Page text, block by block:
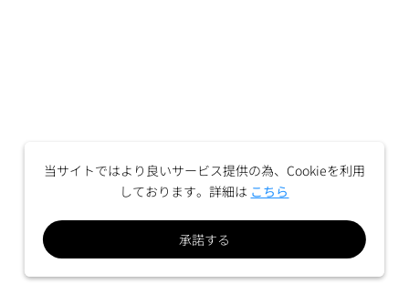
当サイトではより良いサービス提供の為、Cookieを利用
しております。詳細は こちら
承諾する